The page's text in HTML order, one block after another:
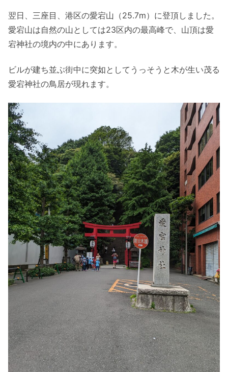
翌日、三座目、港区の愛宕山（25.7m）に登頂しました。
愛宕山は自然の山としては23区内の最高峰で、山頂は愛
宕神社の境内の中にあります。
ビルが建ち並ぶ街中に突如としてうっそうと木が生い茂る
愛宕神社の鳥居が現れます。